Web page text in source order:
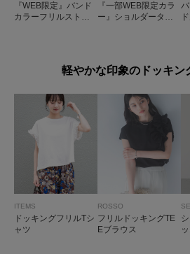
『WEB限定』バンド
カラーフリルストラ
『一部WEB限定カラ
ー』ショルダータッ
軽やかな印象のドッキン
ITEMS
ドッキングフリルTシ
ャツ
ROSSO
フリルドッキングTE
Eブラウス